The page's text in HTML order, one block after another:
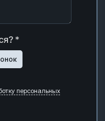
*
персональных